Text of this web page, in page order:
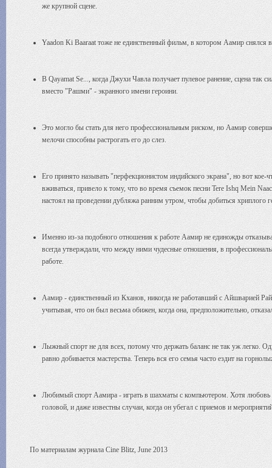
же крупной сцене.
Yaadon Ki Baaraat тоже не единственный фильм, в котором Аамир
В Qayamat Se..., когда Джухи Чавла получает пулевое ранение, сцена
вместо "Рашми" - экранного имени героини.
Это могло бы стать для него профессиональным риском, но Аамир
мелочи способны растрогать его до слез.
Его принято называть "перфекционистом индийского экрана", но вот
вживаться, привело к тому, что во время съемок песни Tere Ishq Mein
настоял на проведении дубляжа ранним утром, чтобы добиться хриплого
Именно из-за подобного отношения к работе Аамир не единожды
всегда утверждали, что между ними чудесные отношения, в
работе.
Аамир - единственный из Кханов, никогда не работавший с Айшварией
учитывая, что он был весьма обижен, когда она, предположительно,
Лыжный спорт не для всех, потому что держать баланс не так уж легко.
равно добивается мастерства. Теперь вся его семья часто ездит на
Любимый спорт Аамира - играть в шахматы с компьютером. Хотя любовь
головой, и даже известны случаи, когда он убегал с приемов и
По материалам журнала Cine Blitz, June 2013